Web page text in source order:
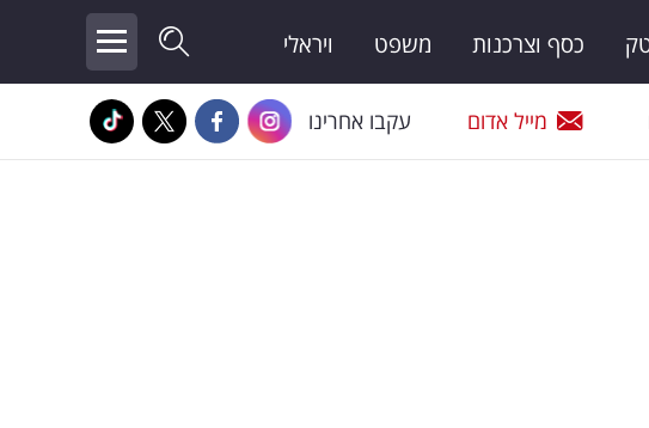
כסף וצרכנות משפט ויראלי
מייל אדום עקבו אחרינו